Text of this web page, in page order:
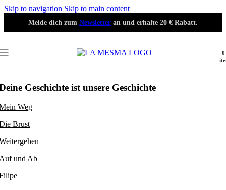
Skip to navigation Skip to main content
Melde dich zum Newsletter an und erhalte 20 € Rabatt.
0
Geschichte ist unsere Geschichte
Weg
Brust
und Ab